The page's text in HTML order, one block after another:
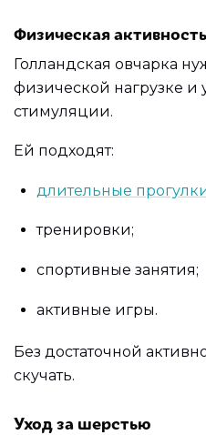
Физическая активность
Голландская овчарка
физической нагрузке и
стимуляции.
Ей подходят:
длительные
тренировки;
спортивные занятия;
активные игры.
Без достаточной
скучать.
Уход за шерстью